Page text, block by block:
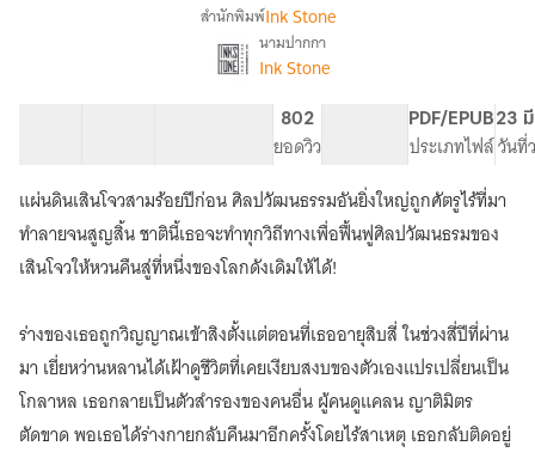
สะเทือน
ออนไลน์
3
เรื่อง
ฉัน
เปิด
เผย
อดีต
ชาติ
สะเทือน
ทั่ว
โลก
ออนไลน์
สำนักพิมพ์Ink Stone
นามปากกา
Ink Stone
802
ยอดวิว
PDF/EPUB
ประเภทไฟล์
23
วันที่
แผ่นดินเสินโจวสามร้อยปีก่อน ศิลปวัฒนธรรมอันยิ่งใหญ่ถูกศัตรูไร้ที่มา
ทำลายจนสูญสิ้น ชาตินี้เธอจะทำทุกวิถีทางเพื่อฟื้นฟูศิลปวัฒนธรมของ
เสินโจวให้หวนคืนสู่ที่หนึ่งของโลกดังเดิมให้ได้!
ร่างของเธอถูกวิญญาณเข้าสิงตั้งแต่ตอนที่เธออายุสิบสี่ ในช่วงสี่ปีที่ผ่าน
มา เยี่ยหว่านหลานได้เฝ้าดูชีวิตที่เคยเงียบสงบของตัวเองแปรเปลี่ยนเป็น
โกลาหล เธอกลายเป็นตัวสำรองของคนอื่น ผู้คนดูแคลน ญาติมิตร
ตัดขาด พอเธอได้ร่างกายกลับคืนมาอีกครั้งโดยไร้สาเหตุ เธอกลับติดอยู่